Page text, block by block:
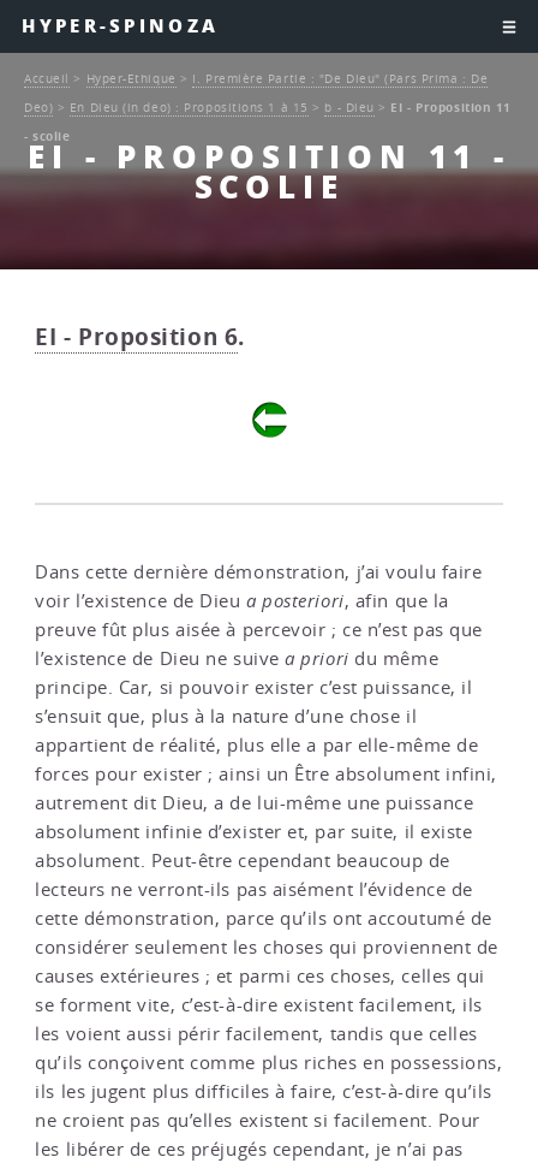
HYPER-SPINOZA
EI - PROPOSITION 11 -
SCOLIE
Accueil > Hyper-Ethique > I. Première Partie : "De Dieu" (Pars Prima : De
Deo) > En Dieu (in deo) : Propositions 1 à 15 > b - Dieu > EI - Proposition 11
- scolie
EI - Proposition 6.
Dans cette dernière démonstration, j’ai voulu faire
voir l’existence de Dieua posteriori, afin que la
preuve fût plus aisée à percevoir ; ce n’est pas que
l’existence de Dieu ne suivea priori du même
principe. Car, si pouvoir exister c’est puissance, il
s’ensuit que, plus à la nature d’une chose il
appartient de réalité, plus elle a par elle-même de
forces pour exister ; ainsi un Être absolument infini,
autrement dit Dieu, a de lui-même une puissance
absolument infinie d’exister et, par suite, il existe
absolument. Peut-être cependant beaucoup de
lecteurs ne verront-ils pas aisément l’évidence de
cette démonstration, parce qu’ils ont accoutumé de
considérer seulement les choses qui proviennent de
causes extérieures ; et parmi ces choses, celles qui
se forment vite, c’est-à-dire existent facilement, ils
les voient aussi périr facilement, tandis que celles
qu’ils conçoivent comme plus riches en possessions,
ils les jugent plus difficiles à faire, c’est-à-dire qu’ils
ne croient pas qu’elles existent si facilement. Pour
les libérer de ces préjugés cependant, je n’ai pas